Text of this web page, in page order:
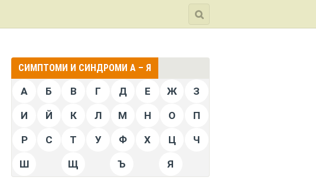
СИМПТОМИ И СИНДРОМИ А – Я
А Б В Г Д Е Ж З
И Й К Л М Н О П
Р С Т У Ф Х Ц Ч
Ш Щ Ъ Я